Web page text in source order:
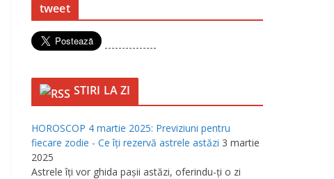
tweet
---------------
STIRI LA ZI
HOROSCOP 4 martie 2025: Previziuni pentru
fiecare zodie - Ce îţi rezervă astrele astăzi 3 martie
2025
Astrele îţi vor ghida paşii astăzi, oferindu-ţi o zi